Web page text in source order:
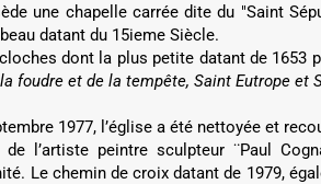
une chapelle carrée dite du "Saint
datant du 15ieme Siècle.
dont la plus petite datant de
foudre et de la tempête, Saint Eutrope et
1977, l’église a été nettoyée et
l’artiste peintre sculpteur ¨Paul
Le chemin de croix datant de 1979,